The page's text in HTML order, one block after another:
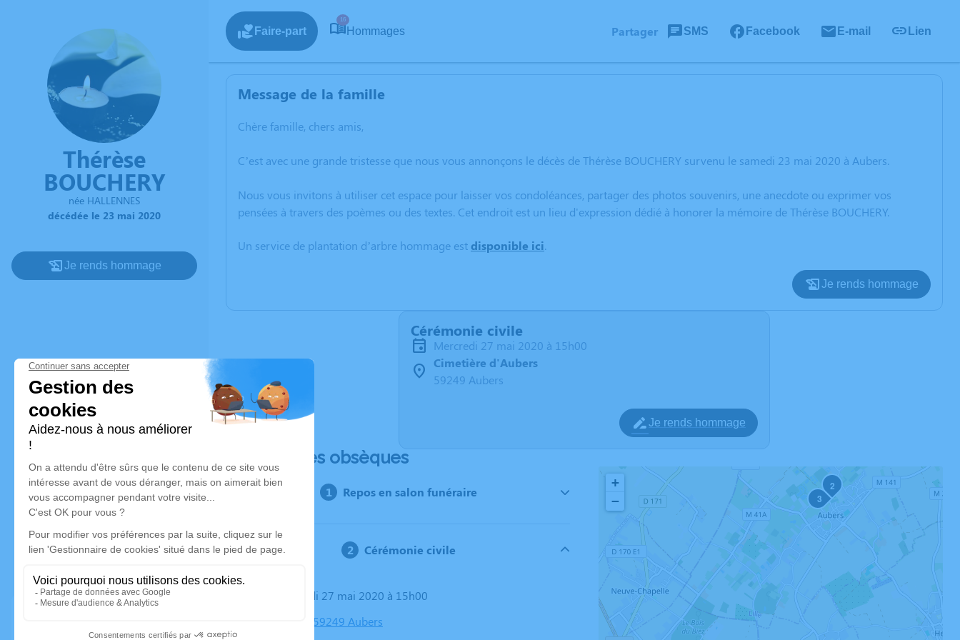
Thérèse
BOUCHERY
née HALLENNES
décédée le 23 mai 2020
Je rends hommage
Faire-part
16
Hommages Partager SMS Facebook E-mail Lien
Message de la famille
Chère famille, chers amis,
C’est avec une grande tristesse que nous vous annonçons le décès de Thérèse BOUCHERY survenu le samedi 23 mai 2020 à Aubers.
Nous vous invitons à utiliser cet espace pour laisser vos condoléances, partager des photos souvenirs, une anecdote ou exprimer vos
pensées à travers des poèmes ou des textes. Cet endroit est un lieu d'expression dédié à honorer la mémoire de Thérèse BOUCHERY.
Un service de plantation d’arbre hommage est disponible ici.
Je rends hommage
Cérémonie civile
mercredi 27 mai 2020 à 15h00
Cimetière d'Aubers
59249 Aubers
Je rends hommage
Déroulé des obsèques
Repos en salon funéraire
Cérémonie civile
Le mercredi 27 mai 2020 à 15h00
Cimetière, 59249 Aubers
2
3
+
−